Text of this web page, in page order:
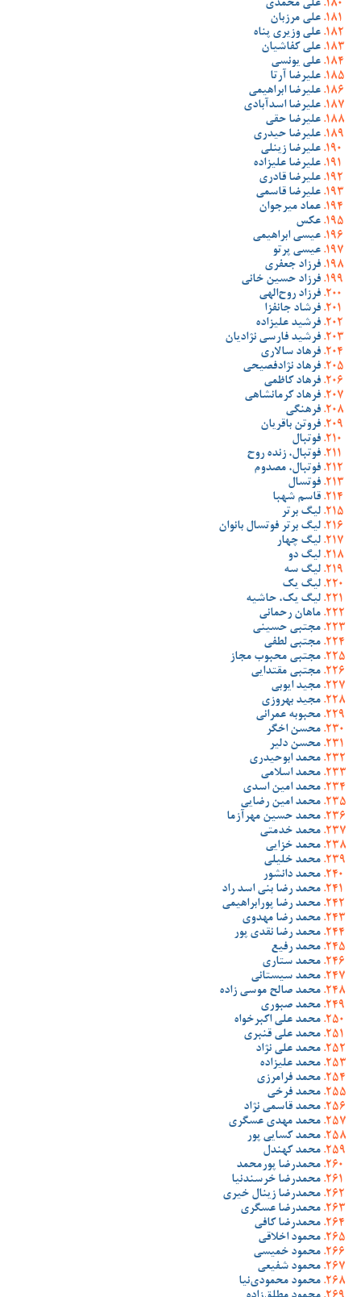
علی محمدی
علی مرزبان
علی وزیری پناه
علی کفاشیان
علی یونسی
علیرضا آرتا
علیرضا ابراهیمی
علیرضا اسدآبادی
علیرضا حقی
علیرضا حیدری
علیرضا زینلی
علیرضا علیزاده
علیرضا قادری
علیرضا قاسمی
عماد میرجوان
عکس
عیسی ابراهیمی
عیسی پرتو
فرزاد جعفری
فرزاد حسین خانی
فرزاد روح‌الهی
فرشاد جانفزا
فرشید علیزاده
فرشید فارسی نژادیان
فرهاد سالاری
فرهاد نژادفصیحی
فرهاد کاظمی
فرهاد کرمانشاهی
فرهنگی
فروتن باقریان
فوتبال
فوتبال، زنده روح
فوتبال، مصدوم
فوتسال
قاسم شهبا
لیگ برتر
لیگ برتر فوتسال بانوان
لیگ چهار
لیگ دو
لیگ سه
لیگ یک
لیگ یک، حاشیه
ماهان رحمانی
مجتبی حسینی
مجتبی لطفی
مجتبی محبوب مجاز
مجتبی مقتدایی
مجید ایوبی
مجید بهروزی
محبوبه عمرانی
محسن اخگر
محسن دلیر
محمد ابوحیدری
محمد اسلامی
محمد امین اسدی
محمد امین رضایی
محمد حسین مهرآزما
محمد خدمتی
محمد خزایی
محمد خلیلی
محمد دانشور
محمد رضا بنی اسد راد
محمد رضا پورابراهیمی
محمد رضا مهدوی
محمد رضا نقدی پور
محمد رفیع
محمد ستاری
محمد سیستانی
محمد صالح موسی زاده
محمد صبوری
محمد علی اکبرخواه
محمد علی قنبری
محمد علی نژاد
محمد علیزاده
محمد فرامرزی
محمد فرخی
محمد قاسمی نژاد
محمد مهدی عسگری
محمد کسایی پور
محمد کهندل
محمدرضا پورمحمد
محمدرضا خرسندنیا
محمدرضا زینال خیری
محمدرضا عسگری
محمدرضا کافی
محمود اخلاقی
محمود خمیسی
محمود شفیعی
محمود محمودی‌نیا